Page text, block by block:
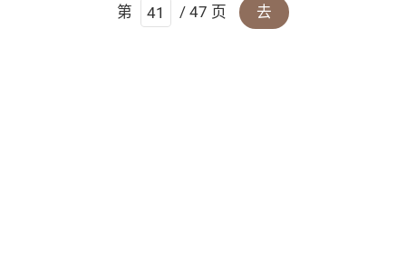
第 / 47 页 去